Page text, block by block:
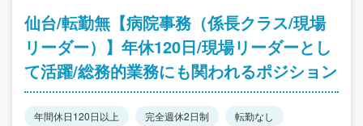
仙台/転勤無【病院事務（係長クラス/現場
リーダー）】年休120日/現場リーダーとし
て活躍/総務的業務にも関われるポジション
年間休日120日以上 完全週休2日制
転勤なし